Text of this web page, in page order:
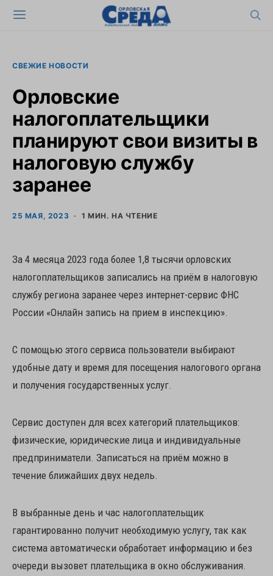
СВЕЖИЕ НОВОСТИ
Орловские
налогоплательщики
планируют свои визиты в
налоговую службу
заранее
25 МАЯ, 2023 1 МИН. НА ЧТЕНИЕ
За 4 месяца 2023 года более 1,8 тысячи орловских
налогоплательщиков записались на приём в налоговую
службу региона заранее через интернет-сервис ФНС
России «Онлайн запись на прием в инспекцию».
С помощью этого сервиса пользователи выбирают
удобные дату и время для посещения налогового органа
и получения государственных услуг.
Сервис доступен для всех категорий плательщиков:
физические, юридические лица и индивидуальные
предприниматели. Записаться на приём можно в
течение ближайших двух недель.
В выбранные день и час налогоплательщик
гарантированно получит необходимую услугу, так как
система автоматически обработает информацию и без
очереди вызовет плательщика в окно обслуживания.